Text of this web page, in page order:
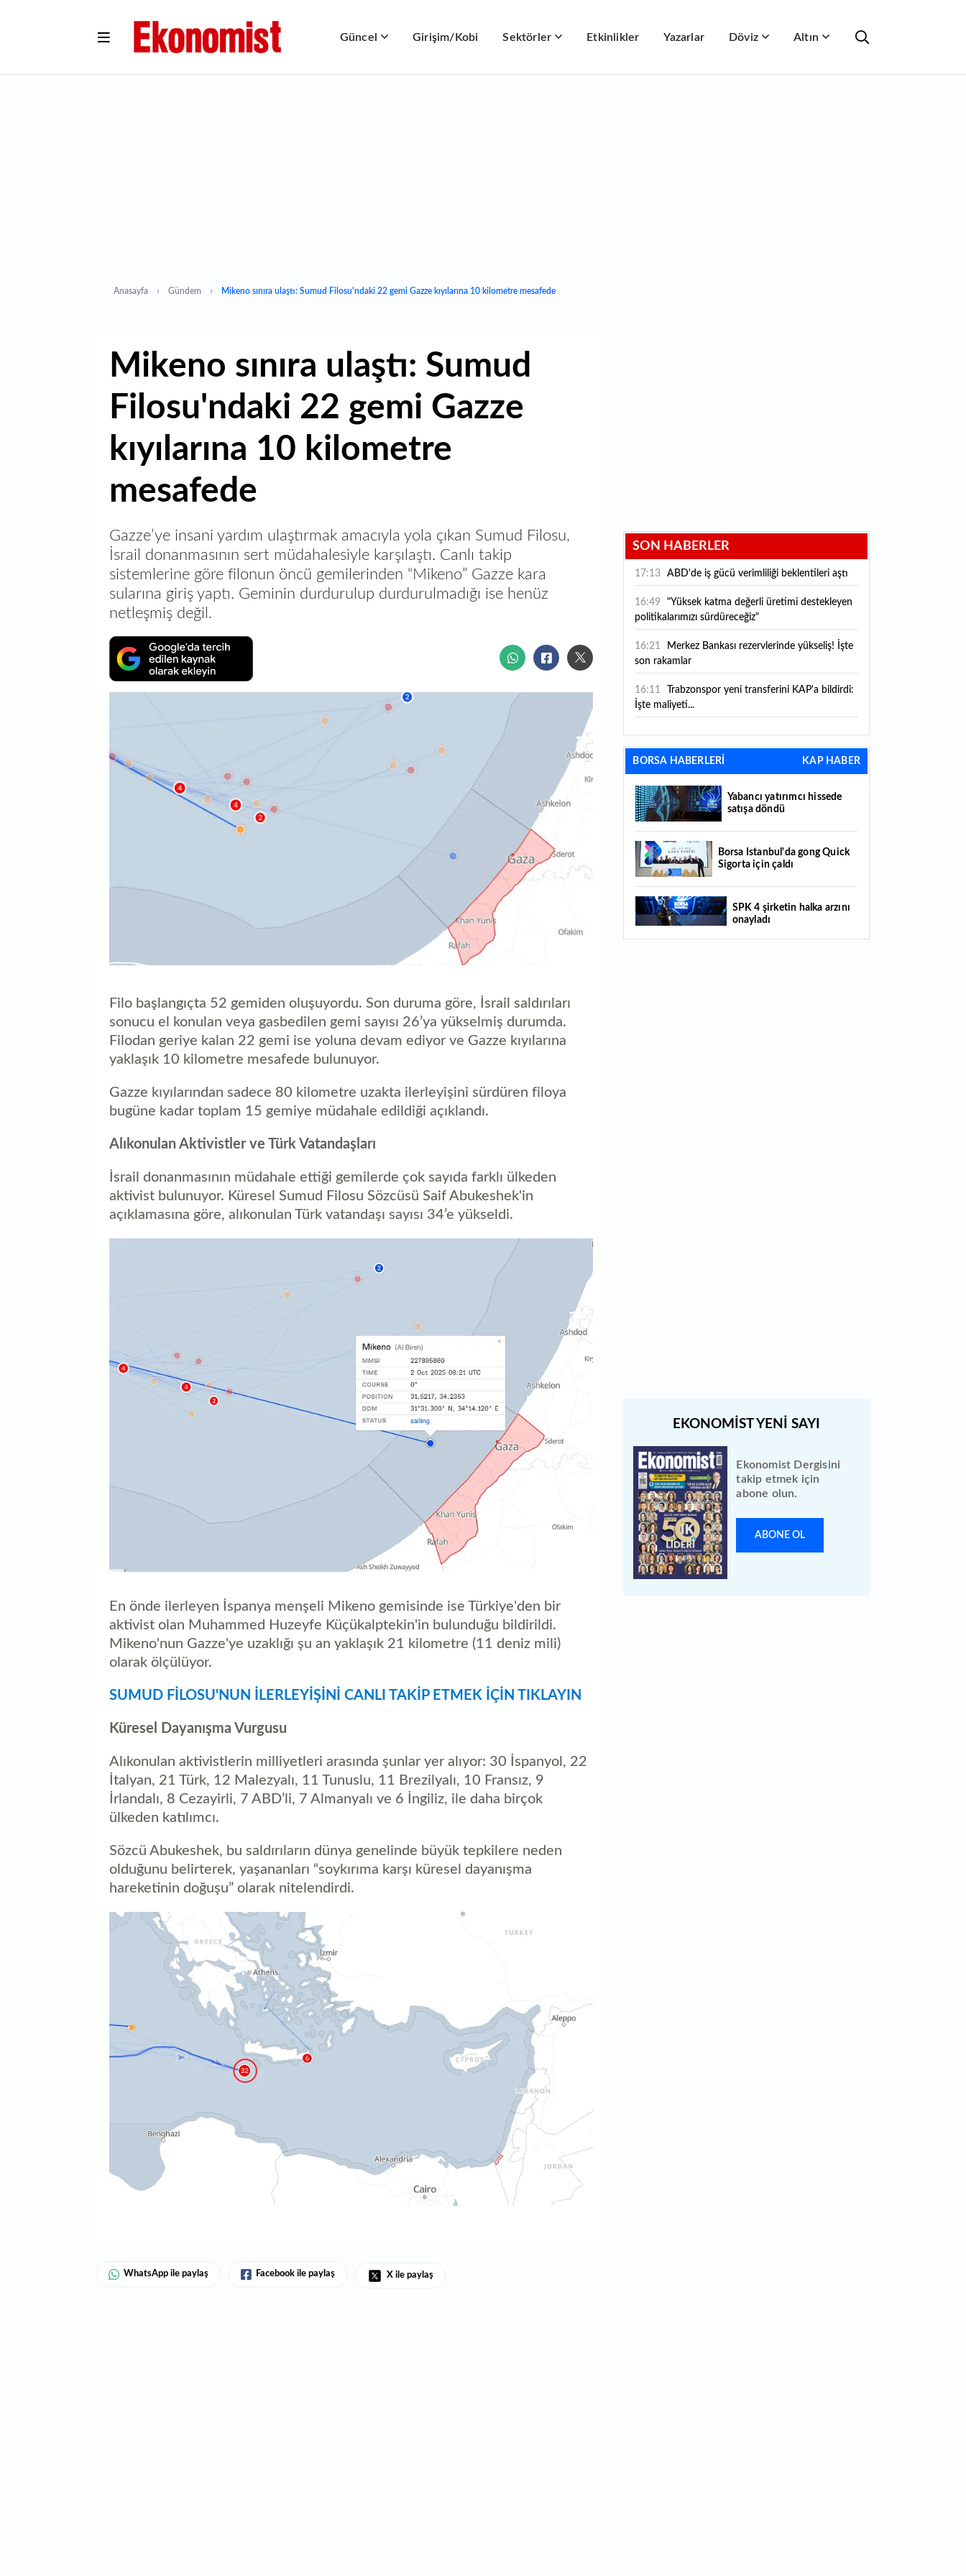
Güncel Girişim/Kobi Sektörler Etkinlikler Yazarlar Döviz Altın
Anasayfa Gündem Mikeno sınıra ulaştı: Sumud Filosu'ndaki 22 gemi Gazze kıyılarına 10 kilometre mesafede
Mikeno sınıra ulaştı: Sumud
Filosu'ndaki 22 gemi Gazze
kıyılarına 10 kilometre
mesafede
Gazze’ye insani yardım ulaştırmak amacıyla yola çıkan Sumud Filosu,
İsrail donanmasının sert müdahalesiyle karşılaştı. Canlı takip
sistemlerine göre filonun öncü gemilerinden “Mikeno” Gazze kara
sularına giriş yaptı. Geminin durdurulup durdurulmadığı ise henüz
netleşmiş değil.
Filo başlangıçta 52 gemiden oluşuyordu. Son duruma göre, İsrail saldırıları
sonucu el konulan veya gasbedilen gemi sayısı 26’ya yükselmiş durumda.
Filodan geriye kalan 22 gemi ise yoluna devam ediyor ve Gazze kıyılarına
yaklaşık 10 kilometre mesafede bulunuyor.
Gazze kıyılarından sadece 80 kilometre uzakta ilerleyişini sürdüren filoya
bugüne kadar toplam 15 gemiye müdahale edildiği açıklandı.
Alıkonulan Aktivistler ve Türk Vatandaşları
İsrail donanmasının müdahale ettiği gemilerde çok sayıda farklı ülkeden
aktivist bulunuyor. Küresel Sumud Filosu Sözcüsü Saif Abukeshek'in
açıklamasına göre, alıkonulan Türk vatandaşı sayısı 34’e yükseldi.
En önde ilerleyen İspanya menşeli Mikeno gemisinde ise Türkiye'den bir
aktivist olan Muhammed Huzeyfe Küçükalptekin'in bulunduğu bildirildi.
Mikeno'nun Gazze'ye uzaklığı şu an yaklaşık 21 kilometre (11 deniz mili)
olarak ölçülüyor.
SUMUD FİLOSU'NUN İLERLEYİŞİNİ CANLI TAKİP ETMEK İÇİN TIKLAYIN
Küresel Dayanışma Vurgusu
Alıkonulan aktivistlerin milliyetleri arasında şunlar yer alıyor: 30 İspanyol, 22
İtalyan, 21 Türk, 12 Malezyalı, 11 Tunuslu, 11 Brezilyalı, 10 Fransız, 9
İrlandalı, 8 Cezayirli, 7 ABD’li, 7 Almanyalı ve 6 İngiliz, ile daha birçok
ülkeden katılımcı.
Sözcü Abukeshek, bu saldırıların dünya genelinde büyük tepkilere neden
olduğunu belirterek, yaşananları “soykırıma karşı küresel dayanışma
hareketinin doğuşu” olarak nitelendirdi.
WhatsApp ile paylaş Facebook ile paylaş X ile paylaş
SON HABERLER
17:13 ABD'de iş gücü verimliliği beklentileri aştı
16:49
"Yüksek katma değerli üretimi destekleyen
politikalarımızı sürdüreceğiz"
16:21
son rakamlar
16:11
İşte maliyeti...
16:09 TMO 2026-2027 fındık alım fiyatlarını
açıkladı!
geriledi
15:07 Yabancı yatırımcı hissede satışa döndü
14:39
liraya geriledi
14:29 Türkiye'de her 4 kişiden 3'ü internet
bankacılığı kullanıyor
14:26 Türkiye'nin 2026 dijital karnesi: En çok
BORSA HABERLERİ KAP HABER
Yabancı yatırımcı hissede
satışa döndü
Borsa İstanbul'da gong Quick
Sigorta için çaldı
SPK 4 şirketin halka arzını
onayladı
Ekonomist Dergisini
takip etmek için
abone olun.
ABONE OL